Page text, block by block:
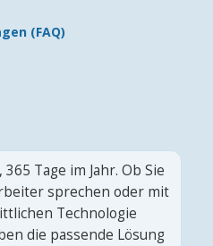
(FAQ)
Tage im Jahr. Ob Sie
sprechen oder mit
Technologie
die passende Lösung